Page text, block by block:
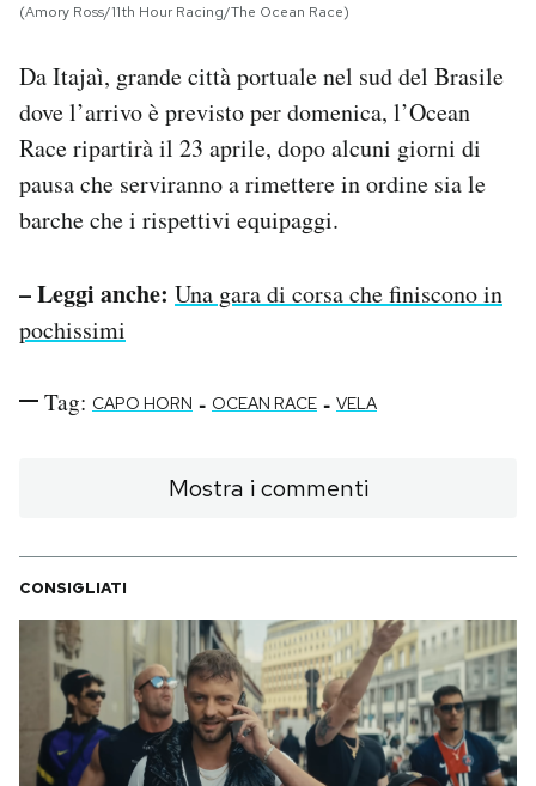
(Amory Ross/11th Hour Racing/The Ocean Race)
Da Itajaì, grande città portuale nel sud del Brasile
dove l’arrivo è previsto per domenica, l’Ocean
Race ripartirà il 23 aprile, dopo alcuni giorni di
pausa che serviranno a rimettere in ordine sia le
barche che i rispettivi equipaggi.
– Leggi anche: Una gara di corsa che finiscono in
pochissimi
Tag: CAPO HORN - OCEAN RACE - VELA
Mostra i commenti
CONSIGLIATI